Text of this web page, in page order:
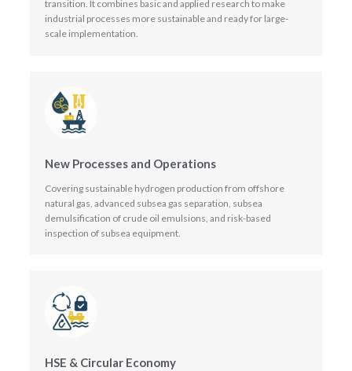
transition. It combines basic and applied research to make
industrial processes more sustainable and ready for large-
scale implementation.
New Processes and Operations
Covering sustainable hydrogen production from offshore
natural gas, advanced subsea gas separation, subsea
demulsification of crude oil emulsions, and risk-based
inspection of subsea equipment.
HSE & Circular Economy